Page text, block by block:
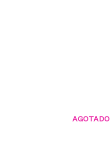
AGOTADO